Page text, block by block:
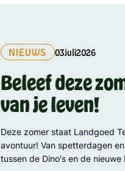
NIEUWS 03juli2026
Beleef deze
van je leven!
Deze zomer staat Landgoed
avontuur! Van spetterdagen
tussen de Dino's en de nieuwe